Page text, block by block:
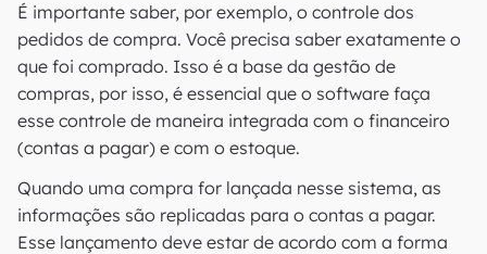
É importante saber, por exemplo, o controle dos
pedidos de compra. Você precisa saber exatamente o
que foi comprado. Isso é a base da gestão de
compras, por isso, é essencial que o software faça
esse controle de maneira integrada com o financeiro
(contas a pagar) e com o estoque.
Quando uma compra for lançada nesse sistema, as
informações são replicadas para o contas a pagar.
Esse lançamento deve estar de acordo com a forma